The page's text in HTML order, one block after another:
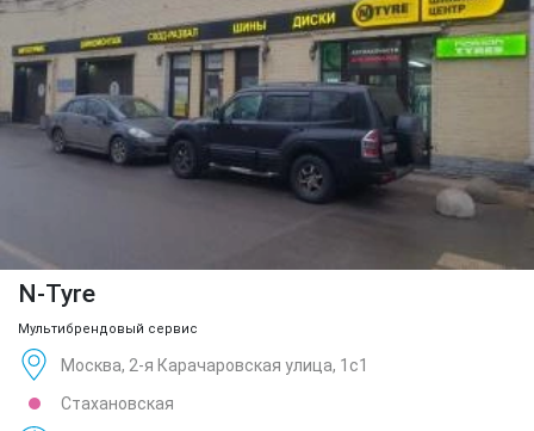
N-Tyre
Мультибрендовый сервис
Москва, 2-я Карачаровская улица, 1с1
Стахановская